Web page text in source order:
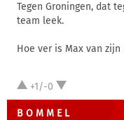
Tegen Groningen, dat
team leek.
Hoe ver is Max van zijn
+1/-0
B O M M E L